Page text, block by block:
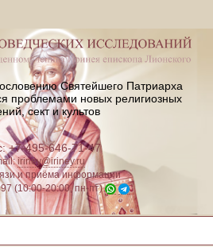
Святейшего Патриарха
проблемами новых религиозных
сект и культов
+7-495-646-71-47
iriney@iriney.ru
и приёма информации
(10:00-20:00, пн-пт)